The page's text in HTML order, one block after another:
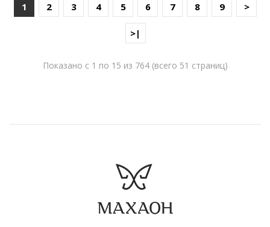
1 2 3 4 5 6 7 8 9 >
>|
Показано с 1 по 15 из 764 (всего 51 страниц)